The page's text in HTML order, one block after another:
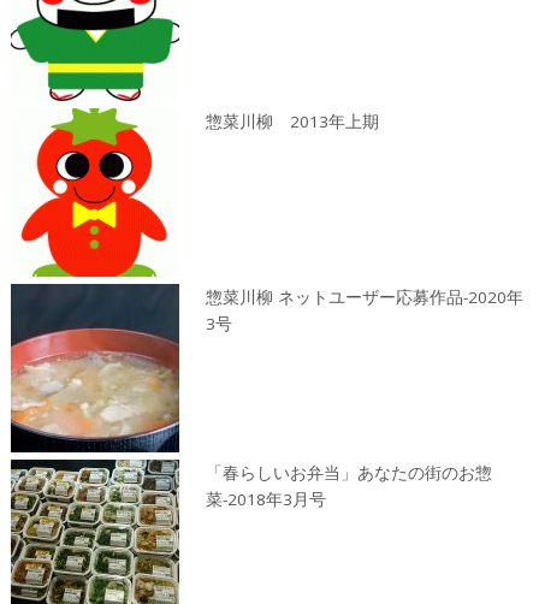
惣菜川柳 2013年上期
惣菜川柳 ネットユーザー応募作品-2020年
3号
「春らしいお弁当」あなたの街のお惣
菜-2018年3月号